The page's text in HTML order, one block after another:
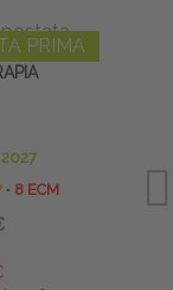
PRIMA
∙ 8 ECM